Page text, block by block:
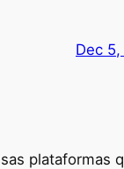
Dec
plataformas